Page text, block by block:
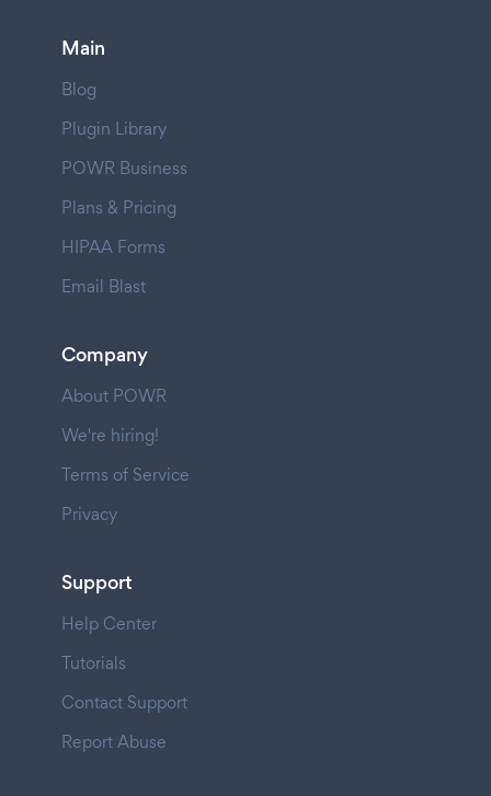
Main
Blog
Plugin Library
POWR Business
Plans & Pricing
HIPAA Forms
Email Blast
Company
About POWR
We're hiring!
Terms of Service
Privacy
Support
Help Center
Tutorials
Contact Support
Report Abuse